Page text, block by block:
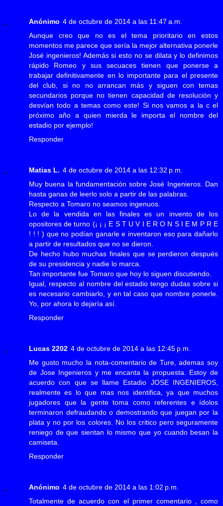
Anónimo 4 de octubre de 2014 a las 11:47 a.m.
Aunque creo que no es el tema prioritario en estos
momentos me parece que sería la mejor alternativa ponerle
José ingenieros! Además si esto no se dilata y lo definimos
rápido Romeo y sus secuaces tienen que ponerse a
trabajar definitivamente en lo importante para el presente
del club, si no no arrancan más y siguen con temas
secundarios porque no tienen capacidad de resolución y
desvían todo a temas como este! Si nos vamos a la c el
próximo año a quien mierda le importa el nombre del
estadio por ejemplo!
Responder
Matias L. 4 de octubre de 2014 a las 12:32 p.m.
Muy buena la fundamentación sobre José Ingenieros. Dan
hasta ganas de leerlo solo a partir de las palabras.
Respecto a Tomaro no seamos ingenuos.
Lo de la vendida en las finales es un invento de los
opositores de turno (¡ ¡ ¡ E S T U V I E R O N S I E M P R E
! ! ! ) que no podían ganarle e inventaron eso para dañarlo
a partir de resultados que no se dieron.
De hecho hubo muchas finales que se perdieron después
de su presidencia y nadie lo marca.
Tan importante fue Tomaro que hoy lo siguen discutiendo.
Igual, respecto al nombre del estadio tengo dudas sobre si
es necesario cambiarlo, y en tal caso que nombre ponerle.
Yo, por ahora lo dejaría así.
Responder
Lucas 2202 4 de octubre de 2014 a las 12:45 p.m.
Me gusto mucho la nota-comentario de Ture, ademas soy
de Jose Ingenieros y me encanta la propuesta. Estoy de
acuerdo con que se llame Estadio JOSE INGENIEROS,
realmente es lo que mas nos identifica, ya que muchos
jugadores que la gente toma como referentes e ídolos
terminaron defraudando o demostrando que juegan por la
plata y no por los colores. No los critico pero seguramente
reniego de que sientan lo mismo que yo cuando besan la
camiseta.
Responder
Anónimo 4 de octubre de 2014 a las 1:02 p.m.
Totalmente de acuerdo con el primer comentario , como